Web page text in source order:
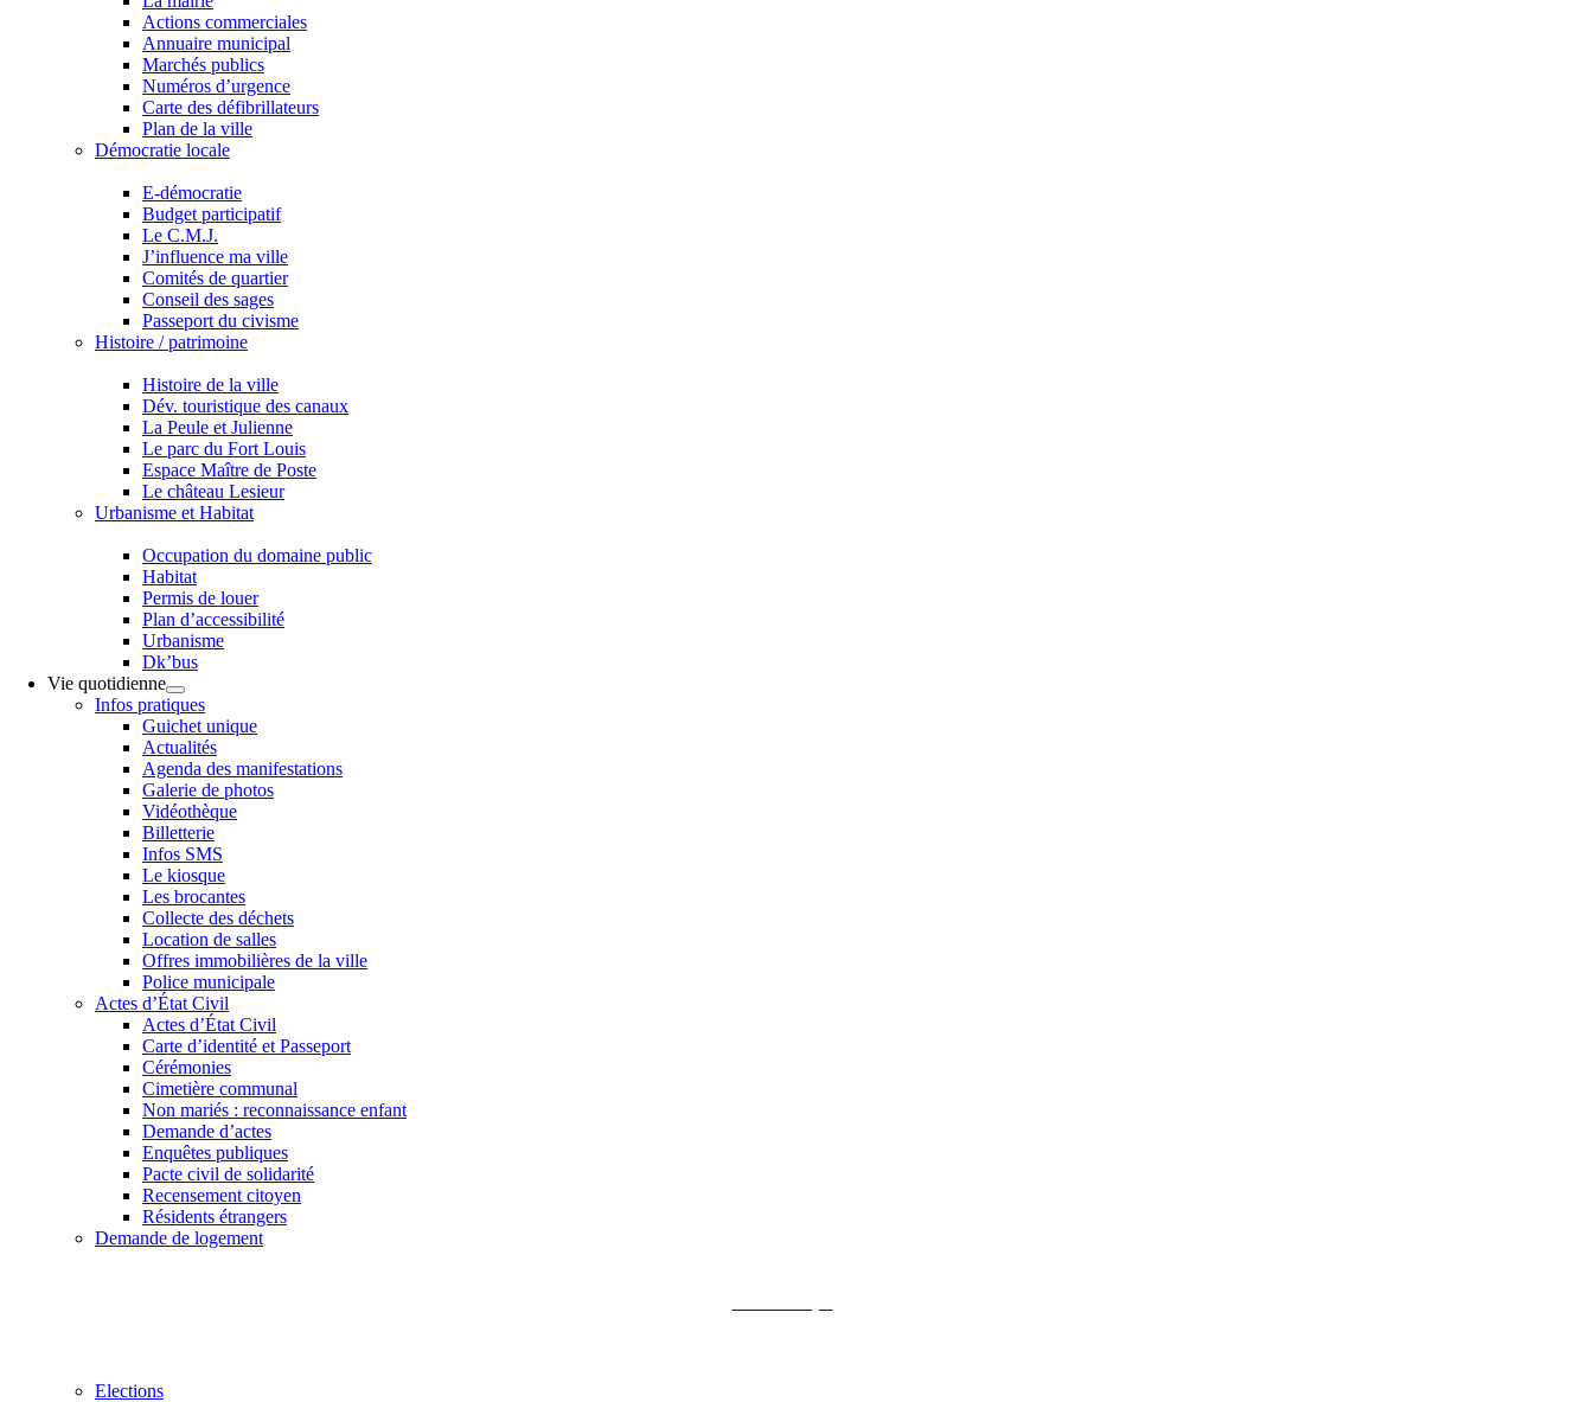
Actions commerciales
Annuaire municipal
Marchés publics
Numéros d’urgence
Carte des défibrillateurs
Plan de la ville
Démocratie locale
E-démocratie
Budget participatif
Le C.M.J.
J’influence ma ville
Comités de quartier
Conseil des sages
Passeport du civisme
Histoire / patrimoine
Histoire de la ville
Dév. touristique des canaux
La Peule et Julienne
Le parc du Fort Louis
Espace Maître de Poste
Le château Lesieur
Urbanisme et Habitat
Occupation du domaine public
Habitat
Permis de louer
Plan d’accessibilité
Urbanisme
Dk’bus
Vie quotidienne
Infos pratiques
Guichet unique
Actualités
Agenda des manifestations
Galerie de photos
Vidéothèque
Billetterie
Infos SMS
Le kiosque
Les brocantes
Collecte des déchets
Location de salles
Offres immobilières de la ville
Police municipale
Actes d’État Civil
Actes d’État Civil
Carte d’identité et Passeport
Cérémonies
Cimetière communal
Non mariés : reconnaissance enfant
Demande d’actes
Enquêtes publiques
Pacte civil de solidarité
Recensement citoyen
Résidents étrangers
Demande de logement
Elections